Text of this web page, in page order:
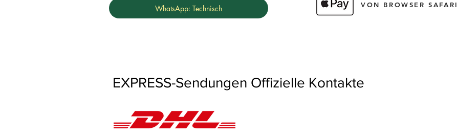
WhatsApp: Technisch VON BROWSER SAFARI
EXPRESS-Sendungen Offizielle Kontakte